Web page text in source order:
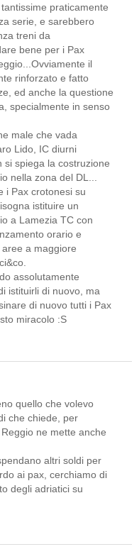
praticamente
serie, e sarebbero
treni da
bene per i Pax
il
rinforzato e fatto
ed anche la questione
specialmente in senso
male che vada
Lido, IC diurni
spiega la costruzione
nella zona del DL...
i Pax crotonesi su
istituire un
a Lamezia TC con
orario e
a maggiore
assolutamente
istituirli di nuovo, ma
di nuovo tutti i Pax
miracolo :S
quello che volevo
che chiede, per
ne mette anche
altri soldi per
ai pax, cerchiamo di
degli adriatici su